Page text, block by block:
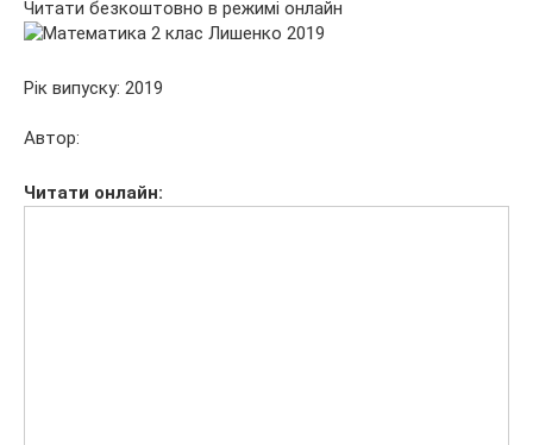
Читати безкоштовно в режимі онлайн
Рік випуску: 2019
Автор:
Читати онлайн: